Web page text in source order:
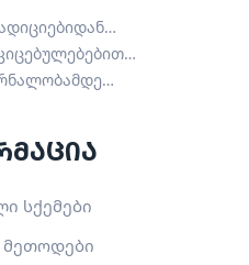
სქემები
მეთოდები